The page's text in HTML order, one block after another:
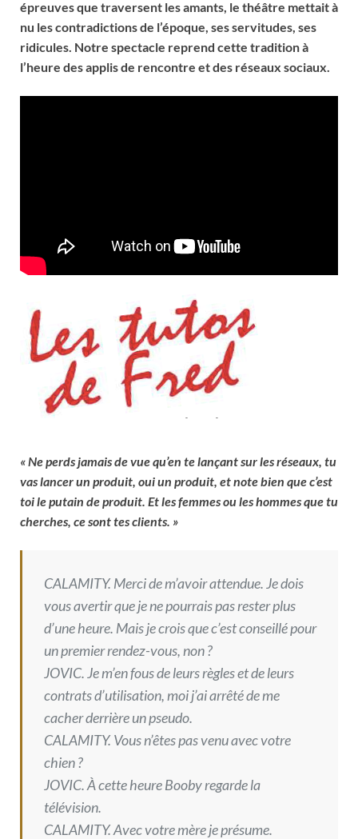
épreuves que traversent lesamants, le théâtre mettait à
nu les contradictions de l’époque, ses servitudes, ses
ridicules. Notre spectacle reprend cette tradition à
l’heure des applis de rencontre et des réseaux sociaux.
« Ne perds jamais de vue qu’en te lançant sur les réseaux, tu
vas lancer un produit, oui un produit, et note bien que c’est
toi le putain de produit. Et les femmes oules hommes que tu
cherches, ce sont tes clients. »
CALAMITY. Merci de m’avoir attendue. Je dois
vous avertir que je ne pourrais pas rester plus
d’une heure. Mais je crois que c’est conseillé pour
un premier rendez-vous, non ?
JOVIC. Je m’en fous de leurs règles et de leurs
contrats d’utilisation, moi j’ai arrêté de me
cacher derrière un pseudo.
CALAMITY. Vous n’êtes pas venu avec votre
chien ?
JOVIC. À cette heure Booby regarde la
télévision.
CALAMITY. Avec votre mère je présume.